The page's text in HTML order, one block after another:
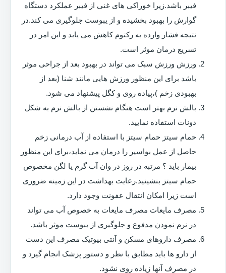
فیبر باشد.زیرا خوراکی های غنی از فیبر عملکرد دستگاه
گوارش را بهبود بخشیده و از یبوست جلوگیری می کند.در
نتیجه فشار وارده به رکتوم کاهش می یابد و این امر در
تسریع درمان موثر است.
ورزش ورزش سبک می تواند در بهبود بعد از جراحی موثر
باشد برای این منظور ورزش هایی مانند شنا (بعد از
بهبودی زخم )،پیاده روی و کگل پیشنهاد می شود.
بالش نرم بهتر است هنگام نشستن از بالش نرم به شکل
دونات استفاده نمایید.
حمام سیتز حمام سیتز با استفاده از آب درمانی زخم
حاصل از عمل بواسیر را درمان می نماید،برای این منظور
بیمار باید ؟ مرتبه در روز در وان آب گرم یا لگن مخصوص
حمام سیتز بنشینید.رعایت بهداشت در این زمینه ضروری
است زیرا امکان انتقال عفونت وجود دارد.
مصرف مایعات مصرف مایعات به خصوص آب می تواند
در نرم نمودن مدفوع و جلوگیری از یبوست موثر باشد.
مصرف داروهای مسکن و آنتی بیوتیک مصرف این دست
از دارو ها باید مطابق با نظر و دستور پزشک انجام گیرد و
در مصرف آنها زیاده روی نشود.